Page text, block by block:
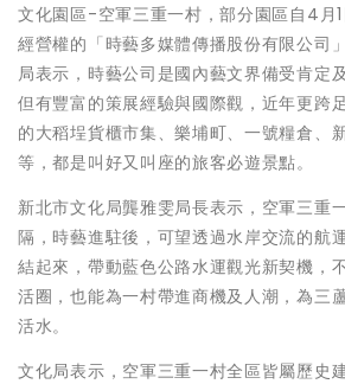
文化園區-空軍三重一村，部分園區自4月
經營權的「時藝多媒體傳播股份有限公司
局表示，時藝公司是國內藝文界備受肯定
但有豐富的策展經驗與國際觀，近年更跨
的大稻埕貨櫃市集、樂埔町、一號糧倉、
等，都是叫好又叫座的旅客必遊景點。
新北市文化局龔雅雯局長表示，空軍三重
隔，時藝進駐後，可望透過水岸交流的航
結起來，帶動藍色公路水運觀光新契機，
活圈，也能為一村帶進商機及人潮，為三
活水。
文化局表示，空軍三重一村全區皆屬歷史